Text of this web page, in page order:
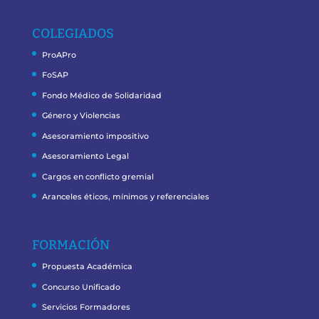
COLEGIADOS
ProAPro
FoSAP
Fondo Médico de Solidaridad
Género y Violencias
Asesoramiento impositivo
Asesoramiento Legal
Cargos en conflicto gremial
Aranceles éticos, mínimos y referenciales
FORMACIÓN
Propuesta Académica
Concurso Unificado
Servicios Formadores